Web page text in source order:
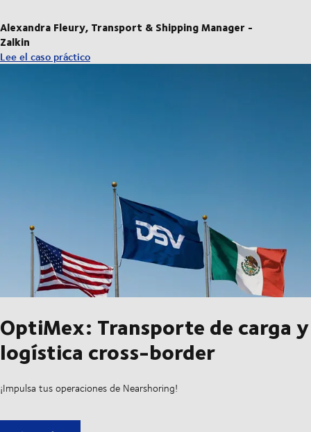
Alexandra Fleury, Transport & Shipping Manager -
Zalkin
Lee el caso práctico
OptiMex: Transporte de carga y
logística cross-border
¡Impulsa tus operaciones de Nearshoring!